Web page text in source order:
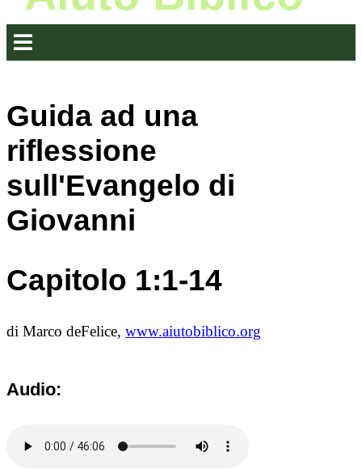
Guida ad una
riflessione
sull'Evangelo di
Giovanni
Capitolo 1:1-14
di Marco deFelice, www.aiutobiblico.org
Audio: